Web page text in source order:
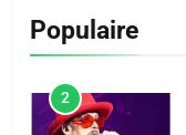
Populaire
2